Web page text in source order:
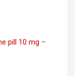
pill 10 mg –